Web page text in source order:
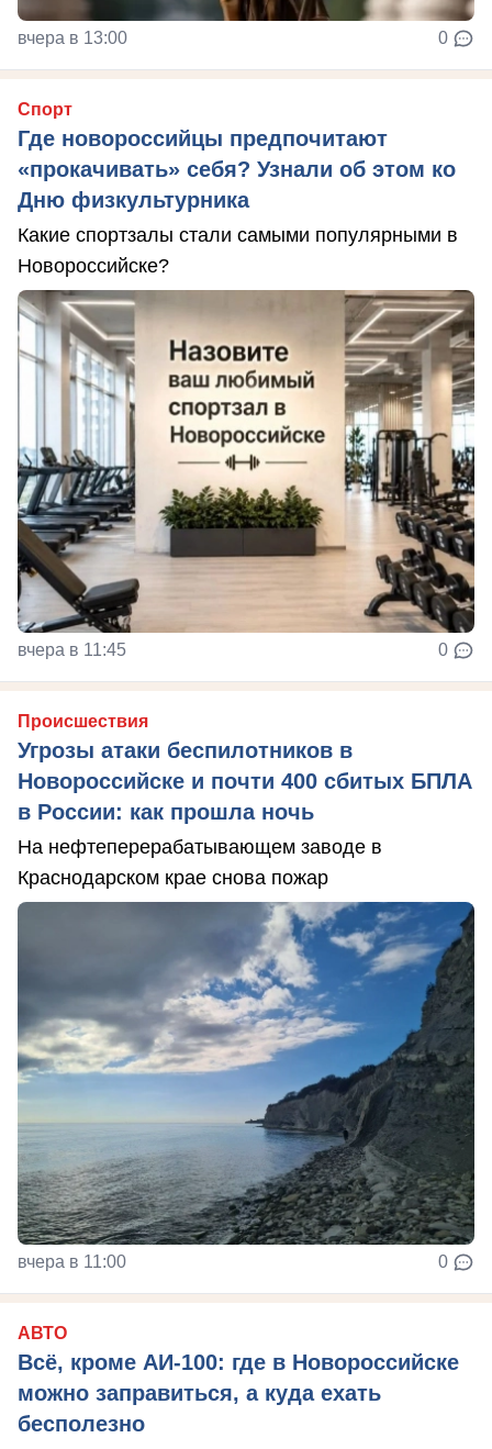
вчера в 13:00 0
Спорт
Где новороссийцы предпочитают
«прокачивать» себя? Узнали об этом ко
Дню физкультурника
Какие спортзалы стали самыми популярными в
Новороссийске?
вчера в 11:45 0
Происшествия
Угрозы атаки беспилотников в
Новороссийске и почти 400 сбитых БПЛА
в России: как прошла ночь
На нефтеперерабатывающем заводе в
Краснодарском крае снова пожар
вчера в 11:00 0
АВТО
Всё, кроме АИ-100: где в Новороссийске
можно заправиться, а куда ехать
бесполезно